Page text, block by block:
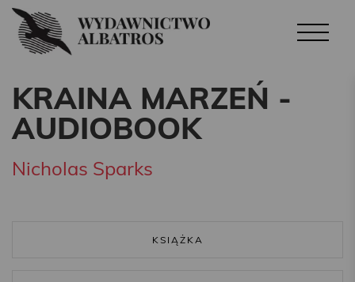
KRAINA MARZEŃ -
AUDIOBOOK
Nicholas Sparks
KSIĄŻKA